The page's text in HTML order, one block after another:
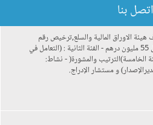
اتصل بنا
الاوراق المالية والسلع,ترخيص رقم
603043 و 20200000145 برأس مال 55 مليون درهم - الفئة الثانية : (التعامل في
الخامسة)الترتيب والمشورة( - نشاط:
و مستشار الإدراج.